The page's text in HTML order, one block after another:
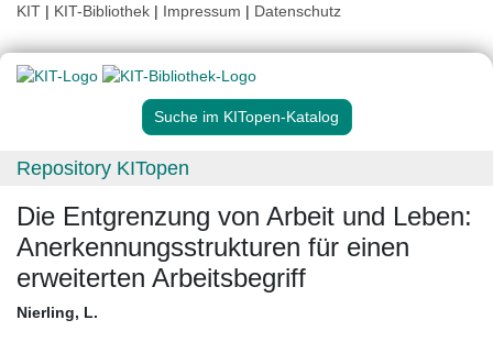
KIT | KIT-Bibliothek | Impressum | Datenschutz
Suche im KITopen-Katalog
Repository KITopen
Die Entgrenzung von Arbeit und Leben:
Anerkennungsstrukturen für einen
erweiterten Arbeitsbegriff
Nierling, L.